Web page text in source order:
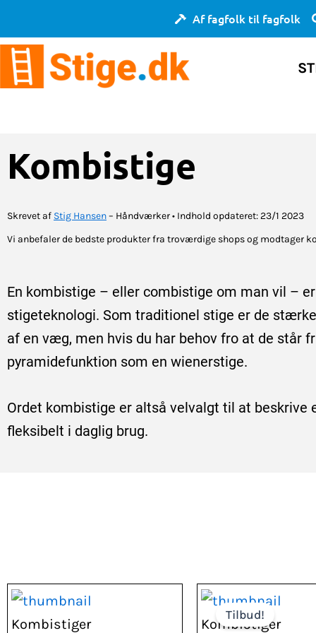
til
indholdet
Af fagfolk til fagfolk
Kombistige
Skrevet af Stig Hansen– Håndværker • Indhold opdateret: 23/1 2023
Vi anbefaler de bedste produkter fra troværdige shops og modtager
En kombistige – eller combistige om man vil –
stigeteknologi. Som traditionel stige er de
af en væg, men hvis du har behov fro at de står
pyramidefunktion som en wienerstige.
Ordet kombistige er altså velvalgt til at beskrive
fleksibelt i daglig brug.
Kombistiger
Tilbud!
Kombistiger
Den
oprindelige
Den